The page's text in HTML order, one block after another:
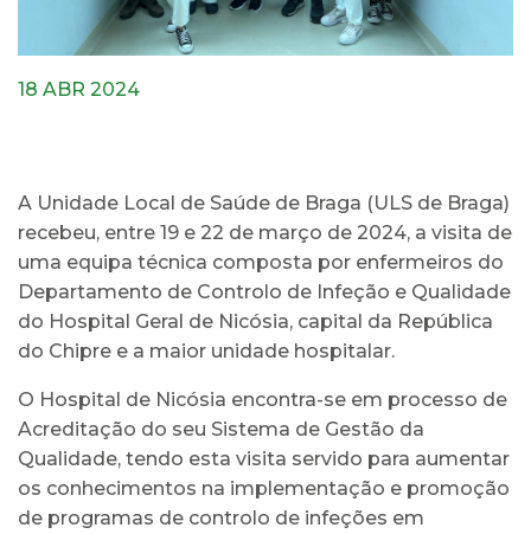
18 ABR 2024
A Unidade Local de Saúde de Braga (ULS de Braga)
recebeu, entre 19 e 22 de março de 2024, a visita de
uma equipa técnica composta por enfermeiros do
Departamento de Controlo de Infeção e Qualidade
do Hospital Geral de Nicósia, capital da República
do Chipre e a maior unidade hospitalar.
O Hospital de Nicósia encontra-se em processo de
Acreditação do seu Sistema de Gestão da
Qualidade, tendo esta visita servido para aumentar
os conhecimentos na implementação e promoção
de programas de controlo de infeções em